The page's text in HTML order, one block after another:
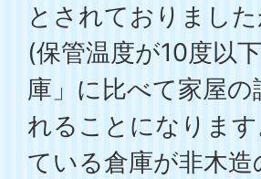
とされておりまし
(保管温度が10度以
庫」に比べて家屋
れることになりま
ている倉庫が非木